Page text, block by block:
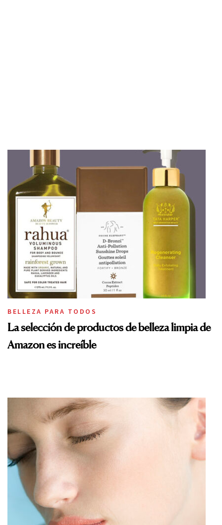
BELLEZA PARA TODOS
La selección de productos de belleza limpia de
Amazon es increíble